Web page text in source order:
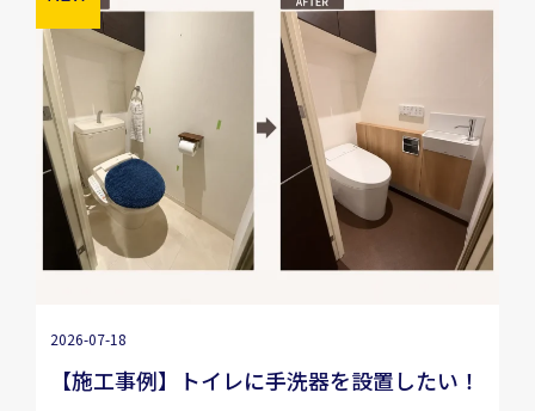
2026-07-18
【施工事例】トイレに手洗器を設置したい！